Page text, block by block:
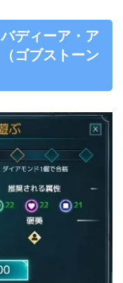
ディーア・ア
ゴブストーン